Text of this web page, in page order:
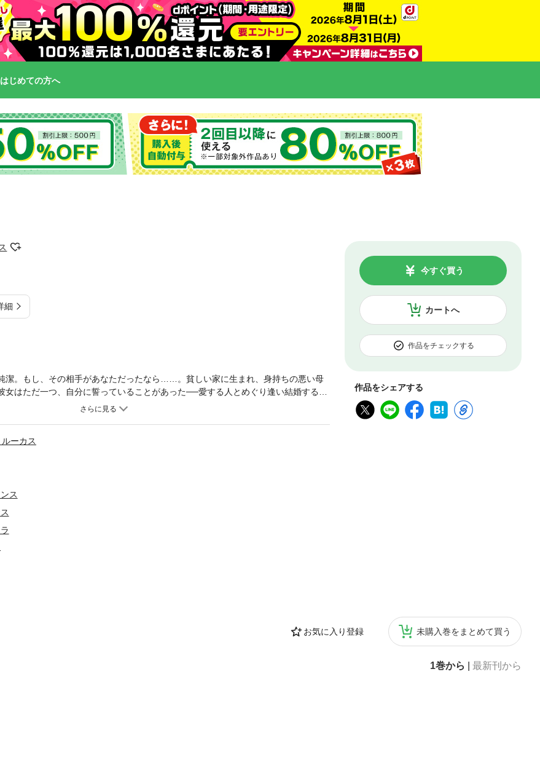
はじめての方へ
細 カートへ
今すぐ買う
作品をチェックする
作品をシェアする
お気に入り登録 未購入巻をまとめて買う
1巻から 最新刊から
潔。もし、その相手があなただったなら……。貧しい家に生まれ、身持ちの悪い母
女はただ一つ、自分に誓っていることがあった──愛する人とめぐり逢い結婚するま
友の結婚式で彼を見たとき、一瞬その決意が揺らいだ。プレイボーイと噂の砂漠の
った。翌朝、アイリーンはシャリフから今度は驚くべき提案をされて……。■乗りに
ーカスの、胸に迫るせつないシークのロマンスです。徐々に明らかになるシークの
ーカス
ス